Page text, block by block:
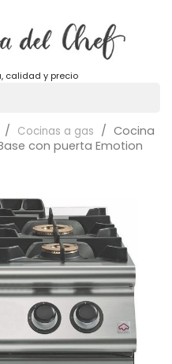
calidad y precio
Cocinas a gas
Cocina
con puerta Emotion